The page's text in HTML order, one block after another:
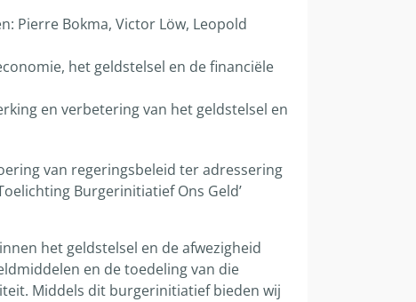
Pierre Bokma, Victor Löw, Leopold
het geldstelsel en de financiële
en verbetering van het geldstelsel en
van regeringsbeleid ter adressering
Burgerinitiatief Ons Geld’
het geldstelsel en de afwezigheid
en de toedeling van die
Middels dit burgerinitiatief bieden wij